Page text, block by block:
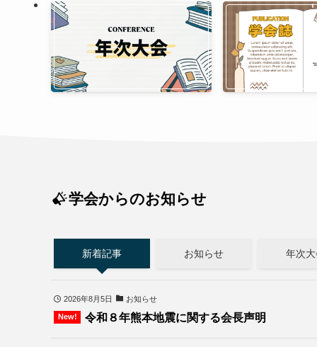
学会からのお知らせ
新着記事 お知らせ 年次
2026年8月5日 お知らせ
令和８年熊本地震に関する会長声明